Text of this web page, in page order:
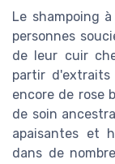
Le shampoing
personnes
de leur cuir
partir d'extraits
encore de rose
de soin
apaisantes et
dans de